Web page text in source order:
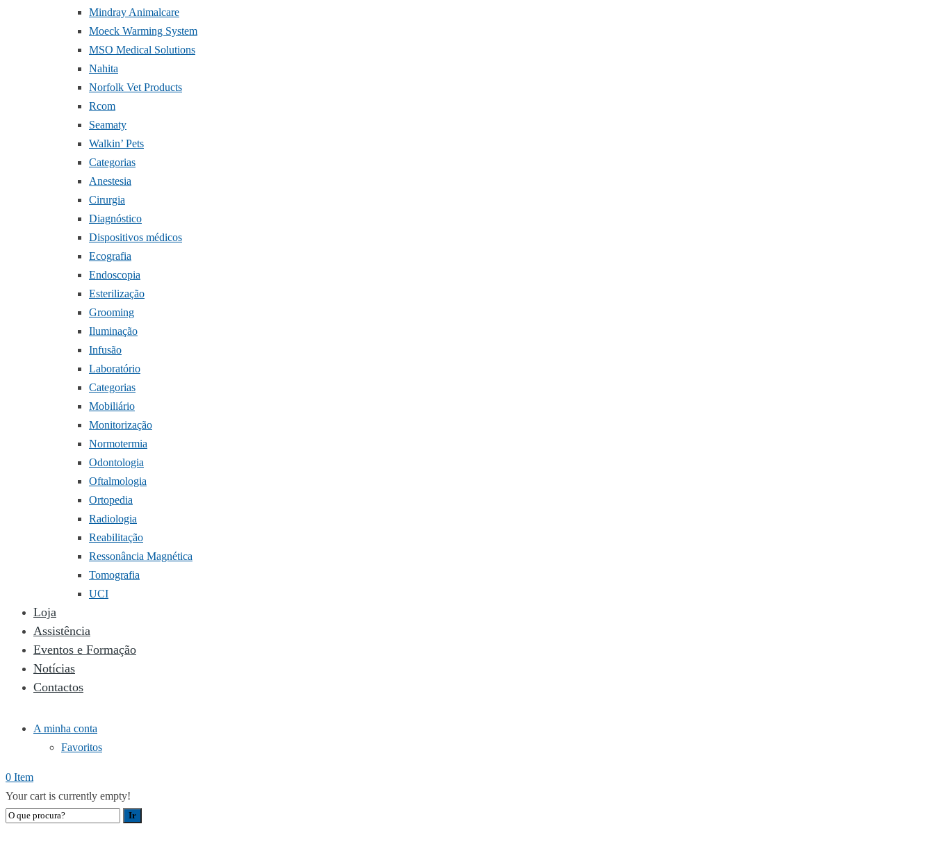
Mindray Animalcare
Moeck Warming System
MSO Medical Solutions
Nahita
Norfolk Vet Products
Rcom
Seamaty
Walkin’ Pets
Categorias
Anestesia
Cirurgia
Diagnóstico
Dispositivos médicos
Ecografia
Endoscopia
Esterilização
Grooming
Iluminação
Infusão
Laboratório
Categorias
Mobiliário
Monitorização
Normotermia
Odontologia
Oftalmologia
Ortopedia
Radiologia
Reabilitação
Ressonância Magnética
Tomografia
UCI
Loja
Assistência
Eventos e Formação
Notícias
Contactos
A minha conta
Favoritos
0 Item
Your cart is currently empty!